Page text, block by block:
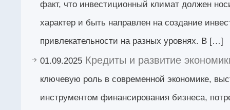
факт, что инвестиционный климат должен
характер и быть направлен на создание
привлекательности на разных уровнях. В […]
01.09.2025 Кредиты и развитие
ключевую роль в современной экономике,
инструментом финансирования бизнеса,